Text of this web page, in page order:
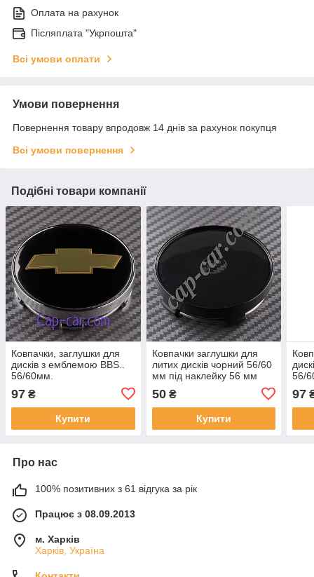
Оплата на рахунок
Післяплата "Укрпошта"
Всі умови оплати
Умови повернення
Повернення товару впродовж 14 днів за рахунок покупця
Всі умови повернення
Подібні товари компанії
Ковпачки, заглушки для
дисків з емблемою BBS..
56/60мм.
97 ₴
Купити
Ковпачки заглушки для
литих дисків чорний 56/60
мм під наклейку 56 мм
50₴
Купити
56/
97
Про нас
100% позитивних з 61 відгука за рік
Працює з 08.09.2013
м. Харків
Харків, Україна